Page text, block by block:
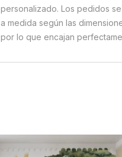
personalizado. Los pedidos
a medida según las
por lo que encajan